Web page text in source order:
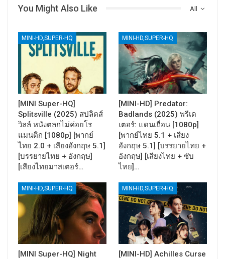
All
You Might Also Like
MINI-HD,SUPER-HQ
[MINI Super-HQ]
Splitsville (2025) สปลิตส์
วิลล์ หนังตลกไม่ค่อยโร
แมนติก [1080p] [พากย์
ไทย 2.0 + เสียงอังกฤษ 5.1]
[บรรยายไทย + อังกฤษ]
[เสียงไทยมาสเตอร์…
MINI-HD,SUPER-HQ
[MINI-HD] Predator:
Badlands (2025) พรีเด
เตอร์: แดนเถื่อน [1080p]
[พากย์ไทย 5.1 + เสียง
อังกฤษ 5.1] [บรรยายไทย +
อังกฤษ] [เสียงไทย + ซับ
ไทย]…
MINI-HD,SUPER-HQ
[MINI Super-HQ] Night
MINI-HD,SUPER-HQ
[MINI-HD] Achilles Curse